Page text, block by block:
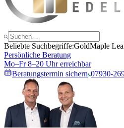
Beliebte Suchbegriffe:GoldMaple
Persönliche Beratung
Mo–Fr 8–20 Uhr erreichbar
Beratungstermin sichern 07930-